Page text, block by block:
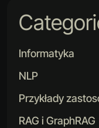
Informatyka
NLP
Przykłady
RAG i GraphRAG